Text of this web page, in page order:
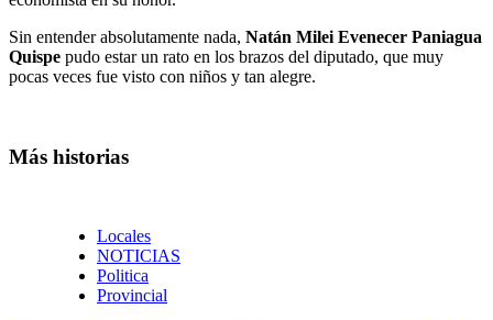
Sin entender absolutamente nada, Natán Milei Evenecer Paniagua
Quispe pudo estar un rato en los brazos del diputado, que muy
pocas veces fue visto con niños y tan alegre.
Más historias
Locales
NOTICIAS
Politica
Provincial